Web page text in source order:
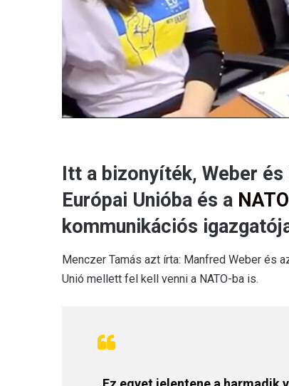
Itt a bizonyíték, Weber
Európai Unióba és a
kommunikációs
Menczer Tamás azt írta: Manfred Weber és
Unió mellett fel kell venni a NATO-ba is.